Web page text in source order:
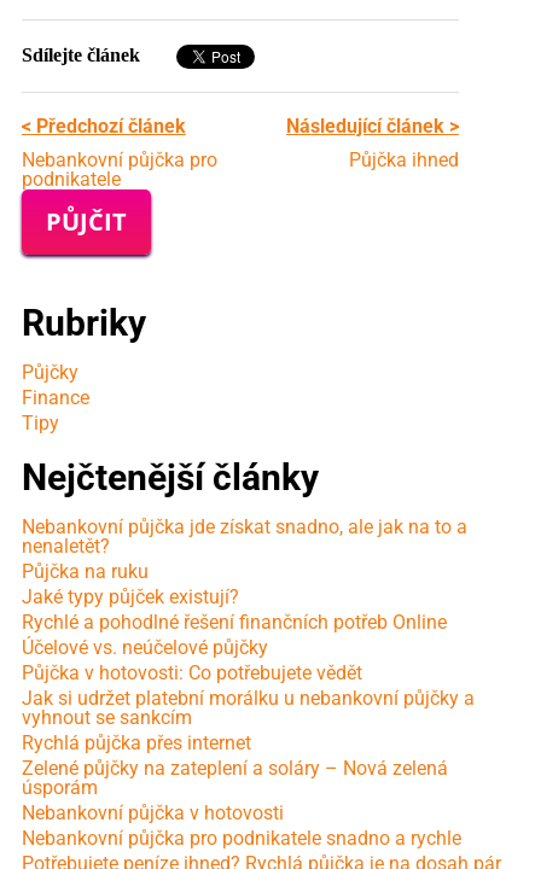
Sdílejte článek
< Předchozí článek
Nebankovní půjčka pro
podnikatele
Následující článek >
Půjčka ihned
PŮJČIT
Rubriky
Půjčky
Finance
Tipy
Nejčtenější články
Nebankovní půjčka jde získat snadno, ale jak na to a
nenaletět?
Půjčka na ruku
Jaké typy půjček existují?
Rychlé a pohodlné řešení finančních potřeb Online
Účelové vs. neúčelové půjčky
Půjčka v hotovosti: Co potřebujete vědět
Jak si udržet platební morálku u nebankovní půjčky a
vyhnout se sankcím
Rychlá půjčka přes internet
Zelené půjčky na zateplení a soláry – Nová zelená
úsporám
Nebankovní půjčka v hotovosti
Nebankovní půjčka pro podnikatele snadno a rychle
Potřebujete peníze ihned? Rychlá půjčka je na dosah pár